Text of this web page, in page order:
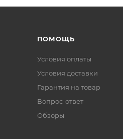
ПОМОЩЬ
Условия оплаты
Условия доставки
Гарантия на товар
Вопрос-ответ
Обзоры